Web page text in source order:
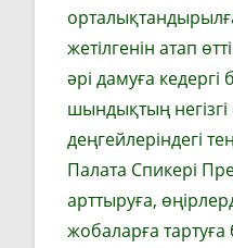
жетілгенін атап
әрі дамуға
шындықтың
деңгейлеріндегі
Палата Спикері
арттыруға,
жобаларға